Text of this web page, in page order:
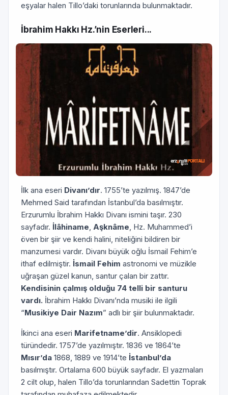
eşyalar halen Tillo’daki torunlarında bulunmaktadır.
İbrahim Hakkı Hz.’nin Eserleri...
İlk ana eseri Divanı’dır. 1755’te yazılmış. 1847’de
Mehmed Said tarafından İstanbul’da basılmıştır.
Erzurumlu İbrahim Hakkı Divanı ismini taşır. 230
sayfadır. İlâhiname, Aşknâme, Hz. Muhammed’i
öven bir şiir ve kendi halini, niteliğini bildiren bir
manzumesi vardır. Divanı büyük oğlu İsmail Fehim’e
ithaf edilmiştir. İsmail Fehim astronomi ve müzikle
uğraşan güzel kanun, santur çalan bir zattır.
Kendisinin çalmış olduğu 74 telli bir santuru
vardı. İbrahim Hakkı Divanı’nda musiki ile ilgili
“Musikiye Dair Nazım” adlı bir şiir bulunmaktadır.
İkinci ana eseri Marifetname’dir. Ansiklopedi
türündedir. 1757’de yazılmıştır. 1836 ve 1864’te
Mısır’da 1868, 1889 ve 1914’te İstanbul’da
basılmıştır. Ortalama 600 büyük sayfadır. El yazmaları
2 cilt olup, halen Tillo’da torunlarından Sadettin Toprak